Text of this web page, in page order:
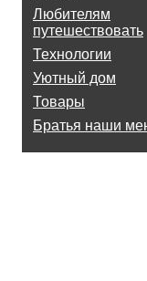
Любителям
путешествовать
Технологии
Уютный дом
Товары
Братья наши